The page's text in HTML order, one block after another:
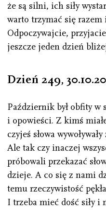
że są silni, ich siły
warto trzymać się razem
Odpoczywajcie,
jeszcze jeden dzień
Dzień 249,
Październik był obfity w
i opowieści. Z kimś
czyjeś słowa
Ale tak czy inaczej
próbowali przekazać
dzieje. A co się z nami
temu rzeczywistość
I trzeba mieć dość siły i